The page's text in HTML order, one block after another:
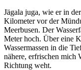
Jägala juga, wie er in
Kilometer vor der
Meerbusen. Der
Meter hoch. Über eine
Wassermassen in die
nähere, erfrischen mich
Richtung weht.